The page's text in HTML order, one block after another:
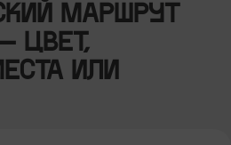
МАРШРУТ
ЦВЕТ,
ИЛИ